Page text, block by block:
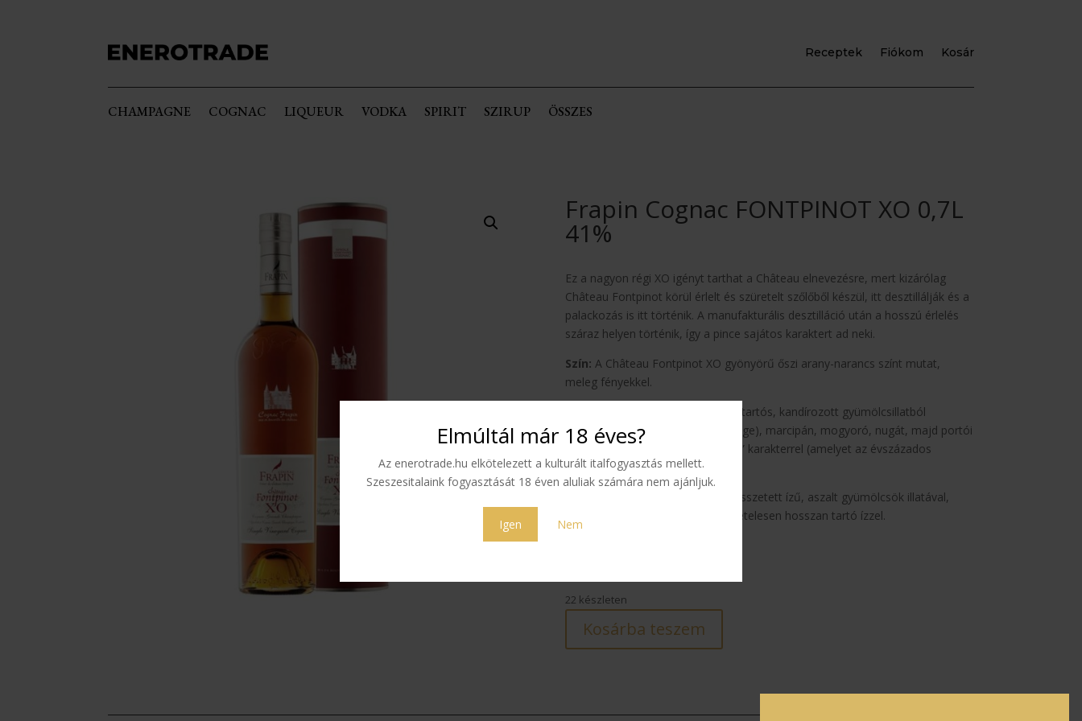
Elmúltál már 18 éves?
Az enerotrade.hu elkötelezett a kulturált italfogyasztás mellett.
Szeszesitalaink fogyasztását 18 éven aluliak számára nem ajánljuk.
Igen Nem
Receptek Fiókom Kosár
CHAMPAGNE COGNAC LIQUEUR VODKA SPIRIT SZIRUP ÖSSZES
Frapin Cognac FONTPINOT XO 0,7L
41%
Ez a nagyon régi XO igényt tarthat a Château elnevezésre, mert kizárólag
Château Fontpinot körül érlelt és szüretelt szőlőből készül, itt desztillálják és a
palackozás is itt történik. A manufakturális desztilláció után a hosszú érlelés
száraz helyen történik, így a pince sajátos karaktert ad neki.
Szín: A Château Fontpinot XO gyönyörű őszi arany-narancs színt mutat,
meleg fényekkel.
Finom, összetett, megújult, tartós, kandírozott gyümölcsillatból
(szárított sárgabarack, szárított füge), marcipán, mogyoró, nugát, majd portói
jegyekkel és végül a híres „Rancio” karakterrel (amelyet az évszázados
hordókon keresztüli oxidáció ad).
Kiegyensúlyozott, gazdag és összetett ízű, aszalt gyümölcsök illatával,
kandírozott gyümölcsökkel és kivételesen hosszan tartó ízzel.
22 készleten
Kosárba teszem